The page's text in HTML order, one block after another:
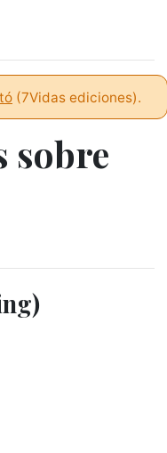
(7Vidas ediciones).
sobre